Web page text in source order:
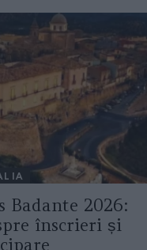
Badante 2026:
înscrieri și